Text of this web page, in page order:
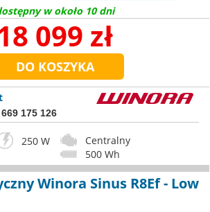
w około 10 dni
099 zł
669 175 126
250 W
Centralny
500 Wh
Winora Sinus R8Ef - Low